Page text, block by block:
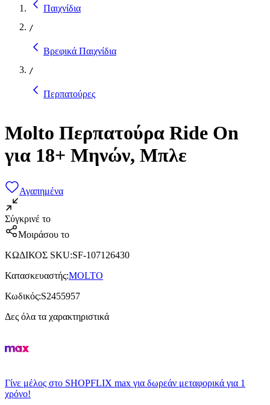
Παιχνίδια
/
Βρεφικά Παιχνίδια
/
Περπατούρες
Molto Περπατούρα Ride On
για 18+ Μηνών, Μπλε
Αγαπημένα
Σύγκρινέ το
Μοιράσου το
ΚΩΔΙΚΟΣ SKU:SF-107126430
Κατασκευαστής:MOLTO
Κωδικός:S2455957
Δες όλα τα χαρακτηριστικά
Γίνε μέλος στο SHOPFLIX max για δωρεάν μεταφορικά για 1
χρόνο!